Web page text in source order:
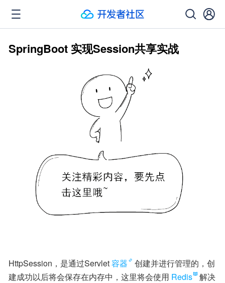
SpringBoot 实现Session共享实战
HttpSession，是通过Servlet容器
创建并进行管理的，创
建成功以后将会保存在内存中，这里将会使用 Redis
解决